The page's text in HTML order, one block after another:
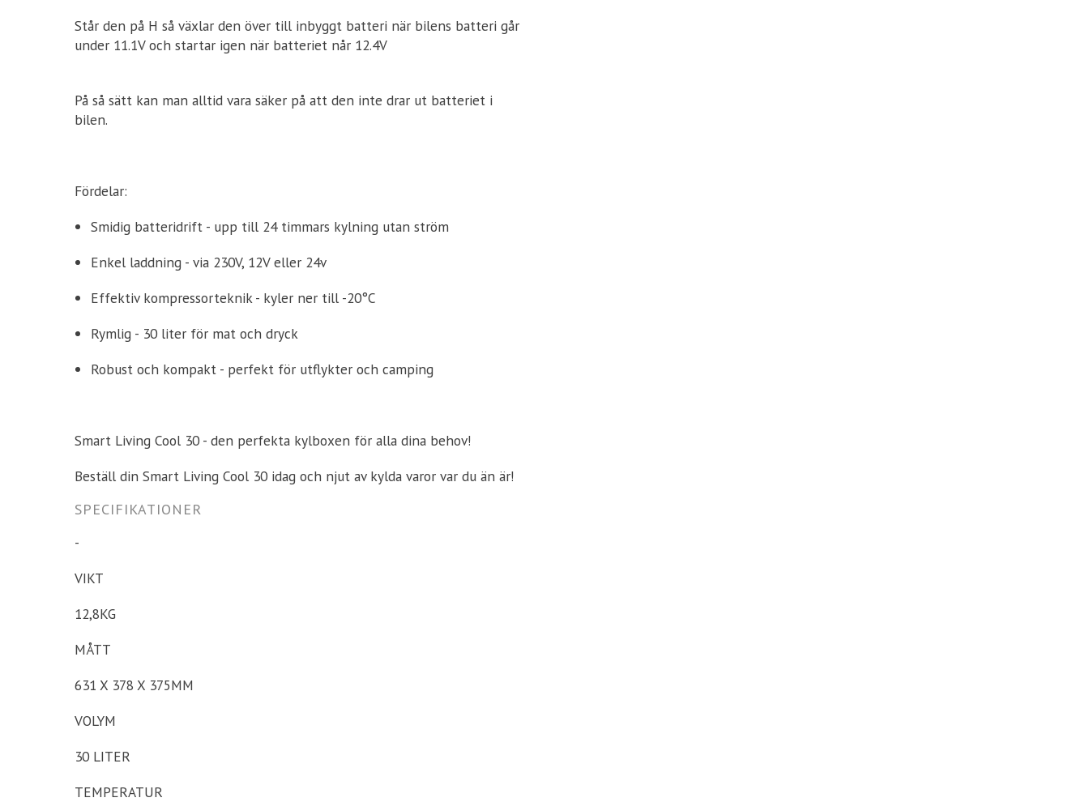
Står den på H så växlar den över till inbyggt batteri när bilens batteri går
under 11.1V och startar igen när batteriet når 12.4V
På så sätt kan man alltid vara säker på att den inte drar ut batteriet i
bilen.
Fördelar:
Smidig batteridrift - upp till 24 timmars kylning utan ström
Enkel laddning - via 230V, 12V eller 24v
Effektiv kompressorteknik - kyler ner till -20°C
Rymlig - 30 liter för mat och dryck
Robust och kompakt - perfekt för utflykter och camping
Smart Living Cool 30 - den perfekta kylboxen för alla dina behov!
Beställ din Smart Living Cool 30 idag och njut av kylda varor var du än är!
SPECIFIKATIONER
-
VIKT
12,8KG
MÅTT
631 X 378 X 375MM
VOLYM
30 LITER
TEMPERATUR